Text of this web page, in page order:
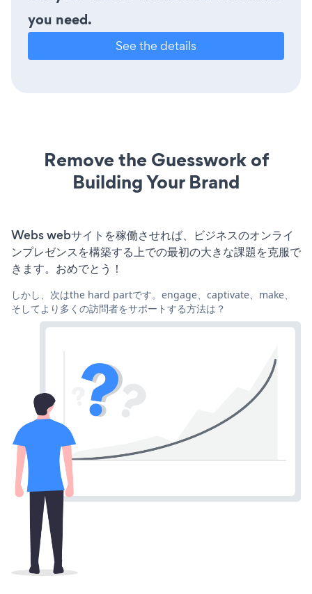
you need.
See the details
Remove the Guesswork of
Building Your Brand
Webs webサイトを稼働させれば、ビジネスのオンライ
ンプレゼンスを構築する上での最初の大きな課題を克服で
きます。おめでとう！
しかし、次はthe hard partです。engage、captivate、make、
そしてより多くの訪問者をサポートする方法は？